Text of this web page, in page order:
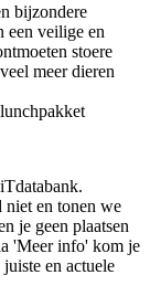
bijzondere
een veilige en
stoere
meer dieren
niet en tonen we
je geen plaatsen
'Meer info' kom je
en actuele